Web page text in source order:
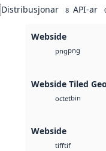
Distribusjonar 8 API-ar
Webside
pngpng
Webside Tiled
octetbin
Webside
tifftif